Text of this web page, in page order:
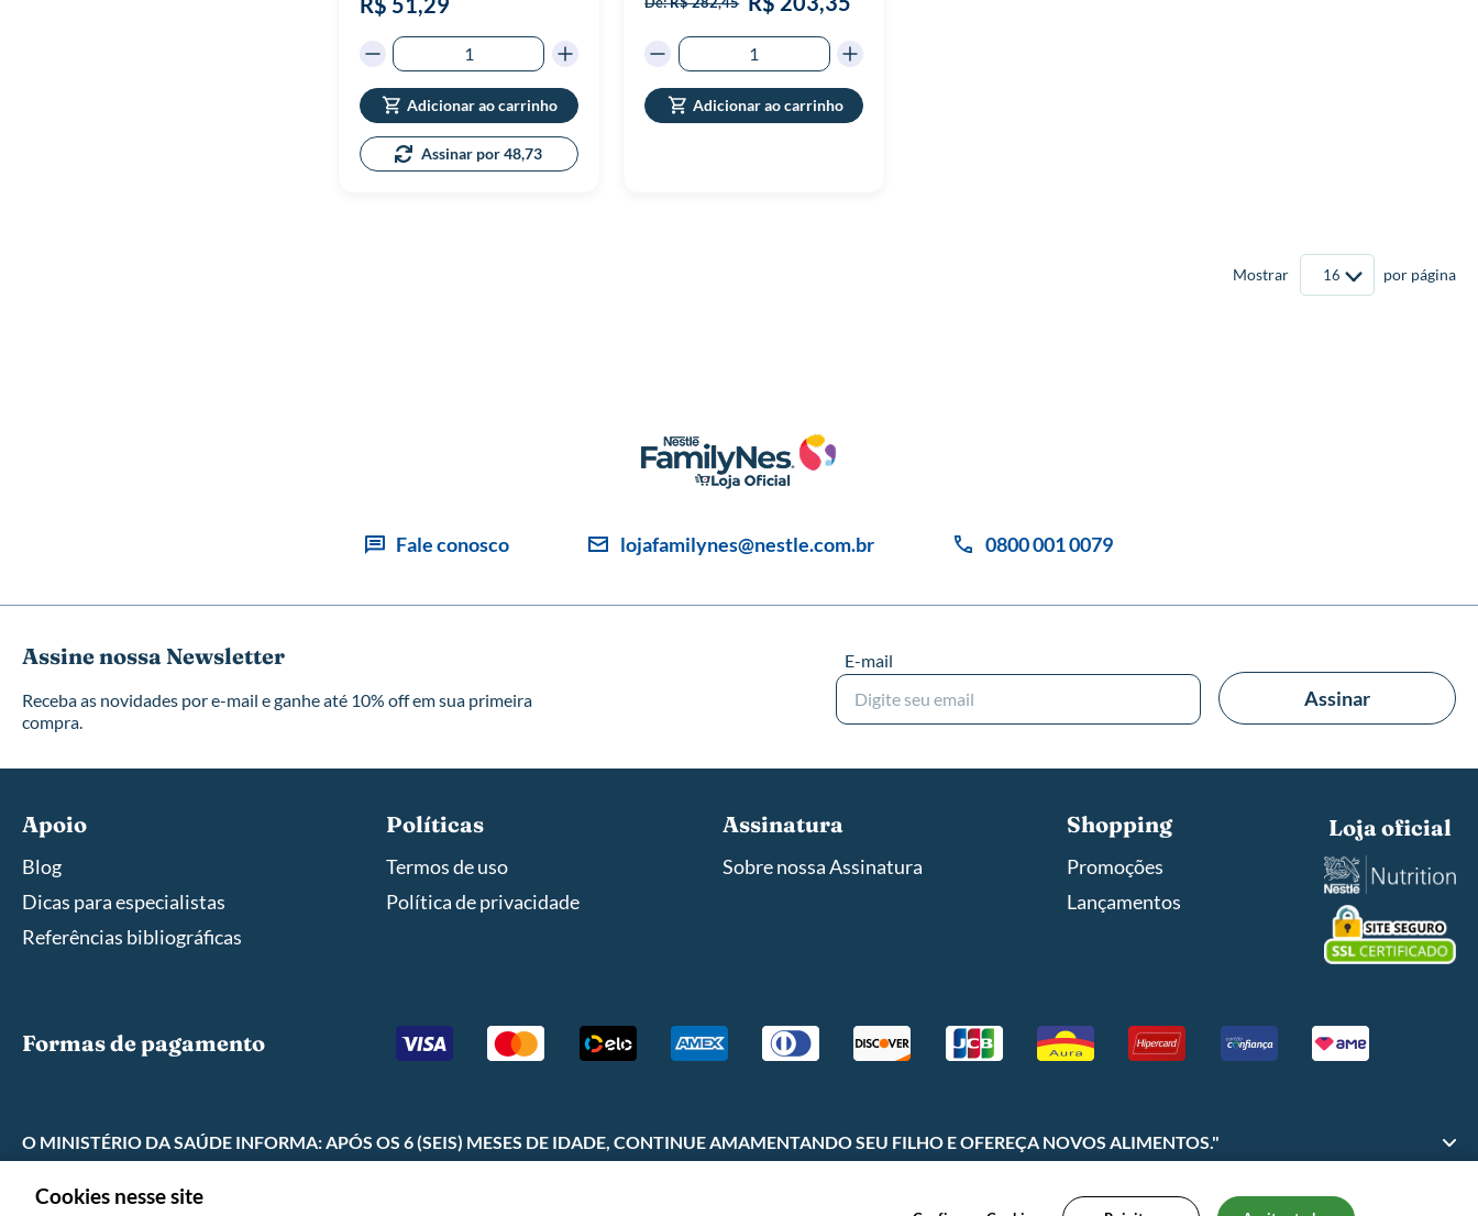
Adicionar ao carrinho
Assinar por 48,73
Adicionar ao carrinho
Mostrar por página
Fale conosco lojafamilynes@nestle.com.br 0800 001 0079
Assine nossa Newsletter
Receba as novidades por e-mail e ganhe até 10% off em sua primeira
compra.
E-mail
Assinar
Apoio
Blog
Dicas para especialistas
Referências bibliográficas
Políticas
Termos de uso
Política de privacidade
Assinatura
Sobre nossa Assinatura
Shopping
Promoções
Lançamentos
Loja oficial
Formas de pagamento
O MINISTÉRIO DA SAÚDE INFORMA: APÓS OS 6 (SEIS) MESES DE IDADE, CONTINUE AMAMENTANDO SEU FILHO E OFEREÇA NOVOS ALIMENTOS."
Cookies nesse site